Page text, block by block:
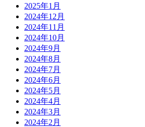
2025年1月
2024年12月
2024年11月
2024年10月
2024年9月
2024年8月
2024年7月
2024年6月
2024年5月
2024年4月
2024年3月
2024年2月